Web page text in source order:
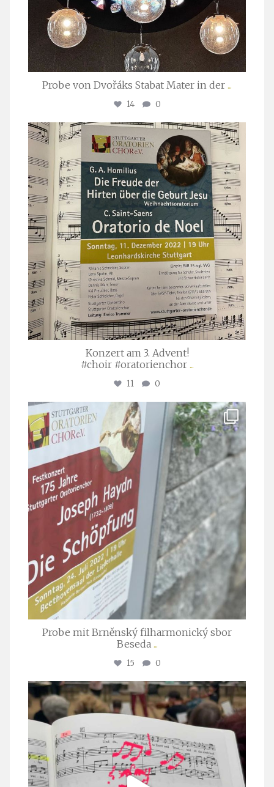
Probe von Dvořáks Stabat Mater in der ...
14 0
stuttgarter_oratorienchor
Nov. 29
Konzert am 3. Advent!
#choir #oratorienchor ...
11 0
stuttgarter_oratorienchor
Juli 23
Probe mit Brněnský filharmonický sbor
Beseda ...
15 0
stuttgarter_oratorienchor
Juli 23